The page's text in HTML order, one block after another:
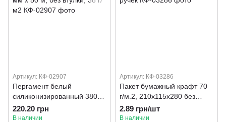
Артикул: КФ-02907
Пергамент белый
силиконизированный 380
мм х 50 м, без втулки, 38 г/
м2
220.20 грн
В наличии
Артикул: КФ-03286
Пакет бумажный крафт 70
г/м.2, 210х115х280 без
ручек
2.89 грн/шт
В наличии